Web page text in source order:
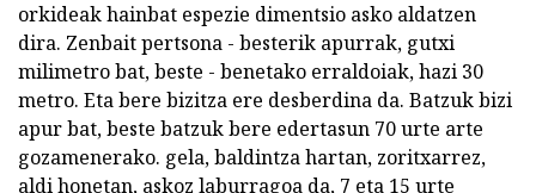
orkideak hainbat espezie dimentsio asko aldatzen
dira. Zenbait pertsona - besterik apurrak, gutxi
milimetro bat, beste - benetako erraldoiak, hazi 30
metro. Eta bere bizitza ere desberdina da. Batzuk bizi
apur bat, beste batzuk bere edertasun 70 urte arte
gozamenerako. gela, baldintza hartan, zoritxarrez,
aldi honetan, askoz laburragoa da, 7 eta 15 urte